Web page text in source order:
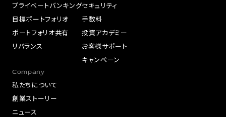
プライベートバンキング
目標ポートフォリオ
ポートフォリオ共有
リバランス
セキュリティ
手数料
投資アカデミー
お客様サポート
キャンペーン
Company
私たちについて
創業ストーリー
ニュース